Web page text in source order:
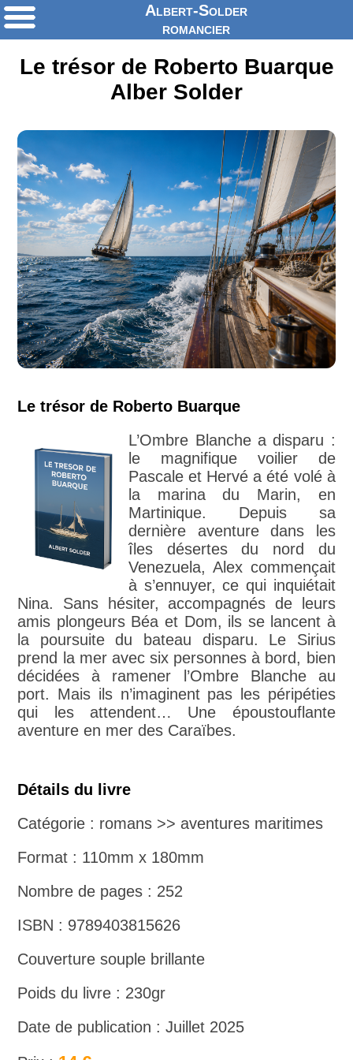
Albert-Solder
romancier
Le trésor de Roberto Buarque
Alber Solder
Le trésor de Roberto Buarque
L’Ombre Blanche a disparu :
le magnifique voilier de
Pascale et Hervé a été volé à
la marina du Marin, en
Martinique. Depuis sa
dernière aventure dans les
îles désertes du nord du
Venezuela, Alex commençait
à s’ennuyer, ce qui inquiétait
Nina. Sans hésiter, accompagnés de leurs
amis plongeurs Béa et Dom, ils se lancent à
la poursuite du bateau disparu. Le Sirius
prend la mer avec six personnes à bord, bien
décidées à ramener l’Ombre Blanche au
port. Mais ils n’imaginent pas les péripéties
qui les attendent… Une époustouflante
aventure en mer des Caraïbes.
Détails du livre
Catégorie : romans >> aventures maritimes
Format : 110mm x 180mm
Nombre de pages : 252
ISBN : 9789403815626
Couverture souple brillante
Poids du livre : 230gr
Date de publication : Juillet 2025